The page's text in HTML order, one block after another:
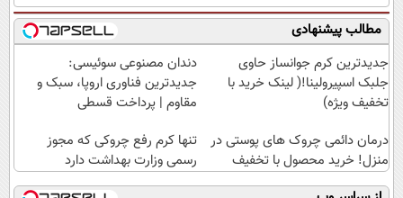
مطالب پیشنهادی
جدیدترین کرم جوانساز حاوی
جلبک اسپیرولینا!( لینک خرید با
تخفیف ویژه)
دندان مصنوعی سوئیسی:
جدیدترین فناوری اروپا، سبک و
مقاوم | پرداخت قسطی
درمان دائمی چروک های پوستی در
منزل! خرید محصول با تخفیف
تنها کرم رفع چروکی که مجوز
رسمی وزارت بهداشت دارد